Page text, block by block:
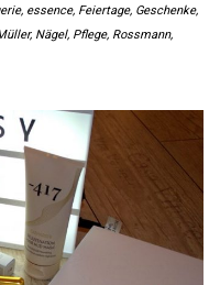
, essence, Feiertage, Geschenke,
, Nägel, Pflege, Rossmann,